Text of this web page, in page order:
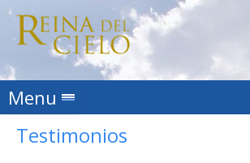
Menu Skip to content
Testimonios